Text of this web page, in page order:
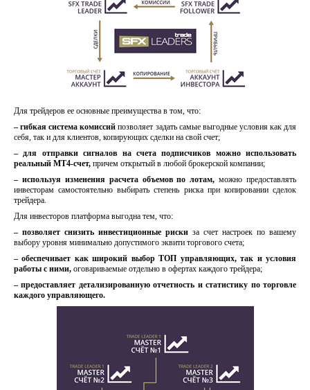
Для трейдеров ее основные преимущества в том, что:
– гибкая система комиссий позволяет задать самые выгодные условия как для
себя, так и для клиентов, копирующих сделки на свой счет;
– для отправки сигналов на счета подписчиков можно использовать
реальный МТ4-счет, причем открытый в любой брокерской компании;
– используя изменения расчета объемов по лотам, можно предоставлять
инвесторам самостоятельно выбирать степень риска при копировании сделок
трейдера.
Для инвесторов платформа выгодна тем, что:
– позволяет снизить инвестиционные риски за счет настроек по вашему
выбору уровня минимально допустимого эквити торгового счета;
– обеспечивает как широкий выбор ТОП управляющих, так и условия
работы с ними, оговариваемые отдельно в офертах каждого трейдера;
– предоставляет детализированную отчетность и статистику по торговле
каждого управляющего.